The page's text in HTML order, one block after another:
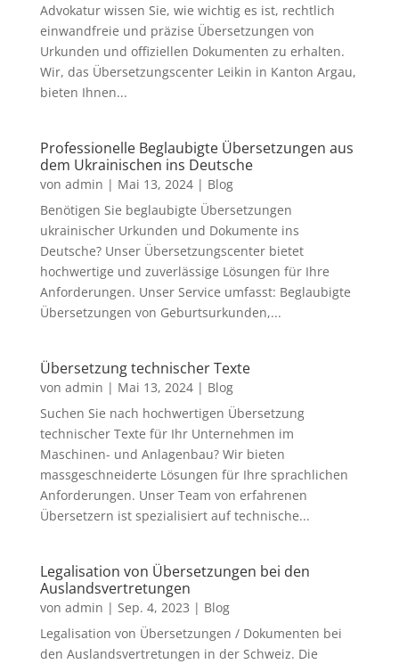
Advokatur wissen Sie, wie wichtig es ist, rechtlich
einwandfreie und präzise Übersetzungen von
Urkunden und offiziellen Dokumenten zu erhalten.
Wir, das Übersetzungscenter Leikin in Kanton Argau,
bieten Ihnen...
Professionelle Beglaubigte Übersetzungen aus
dem Ukrainischen ins Deutsche
von admin | Mai 13, 2024| Blog
Benötigen Sie beglaubigte Übersetzungen
ukrainischer Urkunden und Dokumente ins
Deutsche? Unser Übersetzungscenter bietet
hochwertige und zuverlässige Lösungen für Ihre
Anforderungen. Unser Service umfasst: Beglaubigte
Übersetzungen von Geburtsurkunden,...
Übersetzung technischer Texte
von admin | Mai 13, 2024| Blog
Suchen Sie nach hochwertigen Übersetzung
technischer Texte für Ihr Unternehmen im
Maschinen- und Anlagenbau? Wir bieten
massgeschneiderte Lösungen für Ihre sprachlichen
Anforderungen. Unser Team von erfahrenen
Übersetzern ist spezialisiert auf technische...
Legalisation von Übersetzungen bei den
Auslandsvertretungen
von admin | Sep. 4, 2023 | Blog
Legalisation von Übersetzungen / Dokumenten bei
den Auslandsvertretungen in der Schweiz. Die